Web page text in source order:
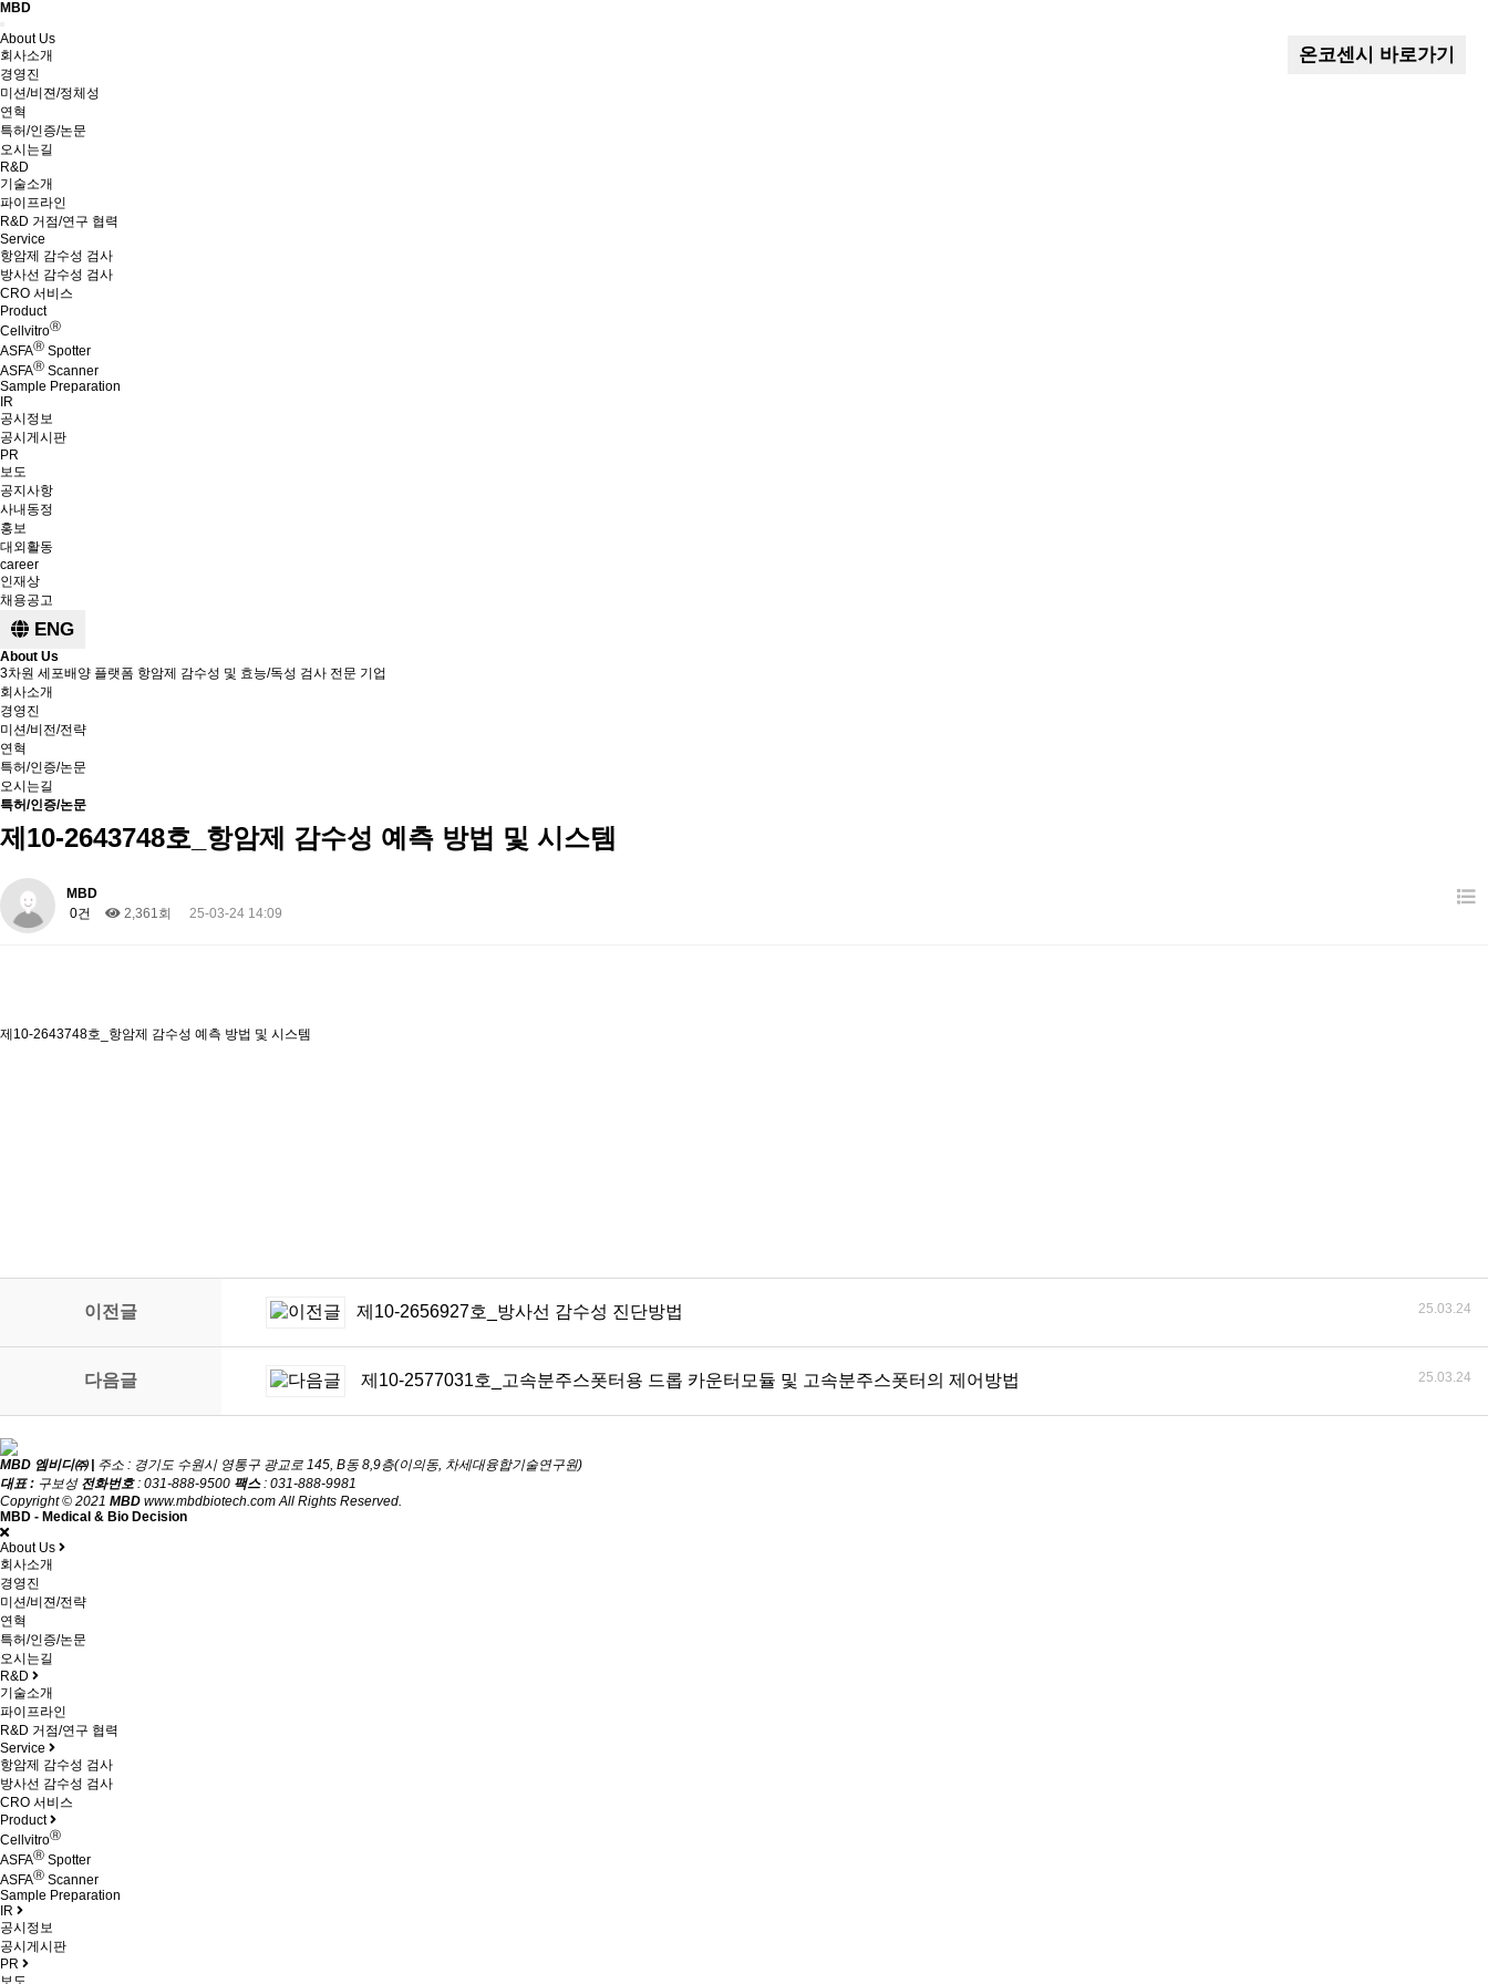
MBD
Menu
About Us
회사소개
경영진
미션/비젼/정체성
연혁
특허/인증/논문
오시는길
R&D
기술소개
파이프라인
R&D 거점/연구 협력
Service
항암제 감수성 검사
방사선 감수성 검사
CRO 서비스
Product
CellvitroⓇ
ASFAⓇ Spotter
ASFAⓇ Scanner
Sample Preparation
IR
공시정보
공시게시판
PR
보도
공지사항
사내동정
홍보
대외활동
career
인재상
채용공고
ENG
온코센시 바로가기
About Us
3차원 세포배양 플랫폼 항암제 감수성 및 효능/독성 검사 전문 기업
회사소개
경영진
미션/비전/전략
연혁
특허/인증/논문
오시는길
특허/인증/논문
제10-2643748호_항암제 감수성 예측 방법 및 시스템
MBD
0건
2,361회 25-03-24 14:09
제10-2643748호_항암제 감수성 예측 방법 및 시스템
이전글 제10-2656927호_방사선 감수성 진단방법 25.03.24
다음글 제10-2577031호_고속분주스폿터용 드롭 카운터모듈 및 고속분주스폿터의 제어방법 25.03.24
MBD 엠비디㈜ |
주소 : 경기도 수원시 영통구 광교로 145, B동 8,9층(이의동, 차세대융합기술연구원)
대표 : 구보성 전화번호: 031-888-9500 팩스: 031-888-9981
Copyright © 2021 MBD www.mbdbiotech.com All Rights Reserved.
MBD - Medical & Bio Decision
About Us
회사소개
경영진
미션/비젼/전략
연혁
특허/인증/논문
오시는길
R&D
기술소개
파이프라인
R&D 거점/연구 협력
Service
항암제 감수성 검사
방사선 감수성 검사
CRO 서비스
Product
CellvitroⓇ
ASFAⓇ Spotter
ASFAⓇ Scanner
Sample Preparation
IR
공시정보
공시게시판
PR
보도